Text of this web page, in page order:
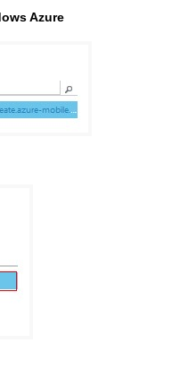
Azure